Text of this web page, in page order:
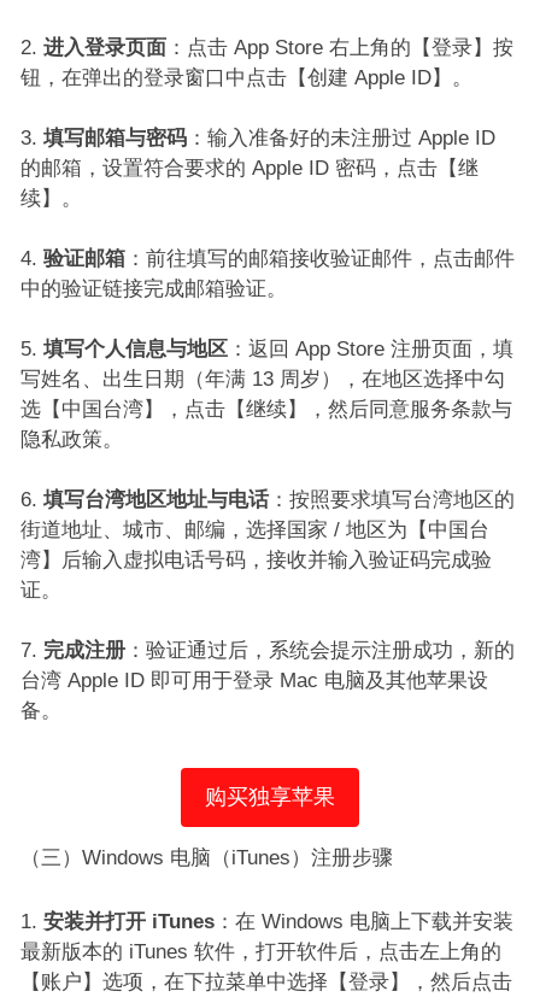
进入登录页面：点击 App Store 右上角的【登录】按
钮，在弹出的登录窗口中点击【创建 Apple ID】。​
填写邮箱与密码：输入准备好的未注册过 Apple ID
的邮箱，设置符合要求的 Apple ID 密码，点击【继
续】。​
验证邮箱：前往填写的邮箱接收验证邮件，点击邮件
中的验证链接完成邮箱验证。​
填写个人信息与地区：返回 App Store 注册页面，填
写姓名、出生日期（年满 13 周岁），在地区选择中勾
选【中国台湾】，点击【继续】，然后同意服务条款与
隐私政策。​
填写台湾地区地址与电话：按照要求填写台湾地区的
街道地址、城市、邮编，选择国家 / 地区为【中国台
湾】后输入虚拟电话号码，接收并输入验证码完成验
证。​
完成注册：验证通过后，系统会提示注册成功，新的
台湾 Apple ID 即可用于登录 Mac 电脑及其他苹果设
备。​
购买独享苹果
（三）Windows 电脑（iTunes）注册步骤​
安装并打开 iTunes：在 Windows 电脑上下载并安装
最新版本的 iTunes 软件，打开软件后，点击左上角的
【账户】选项，在下拉菜单中选择【登录】，然后点击